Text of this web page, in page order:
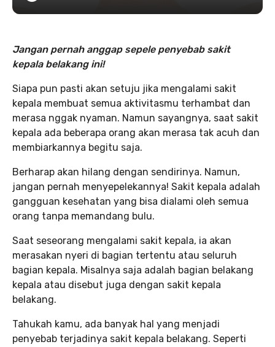
Jangan pernah anggap sepele penyebab sakit
kepala belakang ini!
Siapa pun pasti akan setuju jika mengalami sakit
kepala membuat semua aktivitasmu terhambat dan
merasa nggak nyaman. Namun sayangnya, saat sakit
kepala ada beberapa orang akan merasa tak acuh dan
membiarkannya begitu saja.
Berharap akan hilang dengan sendirinya. Namun,
jangan pernah menyepelekannya! Sakit kepala adalah
gangguan kesehatan yang bisa dialami oleh semua
orang tanpa memandang bulu.
Saat seseorang mengalami sakit kepala, ia akan
merasakan nyeri di bagian tertentu atau seluruh
bagian kepala. Misalnya saja adalah bagian belakang
kepala atau disebut juga dengan sakit kepala
belakang.
Tahukah kamu, ada banyak hal yang menjadi
penyebab terjadinya sakit kepala belakang. Seperti